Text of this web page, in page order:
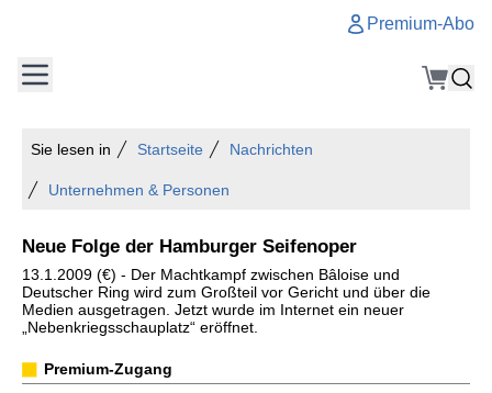
Premium-Abo
Sie lesen in Startseite Nachrichten
Unternehmen & Personen
Neue Folge der Hamburger Seifenoper
13.1.2009 (€) - Der Machtkampf zwischen Bâloise und
Deutscher Ring wird zum Großteil vor Gericht und über die
Medien ausgetragen. Jetzt wurde im Internet ein neuer
„Nebenkriegsschauplatz“ eröffnet.
Premium-Zugang